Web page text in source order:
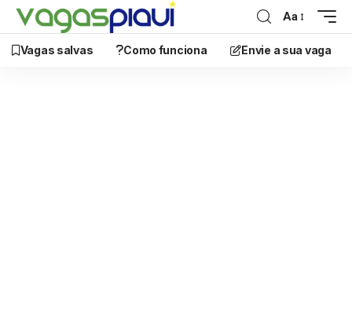
Aa
Vagas salvas Como funciona Envie a sua vaga